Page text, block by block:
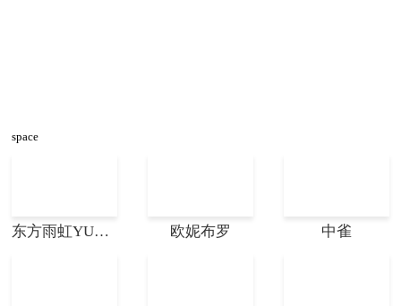
space
东方雨虹YUHONG 欧妮布罗 中雀